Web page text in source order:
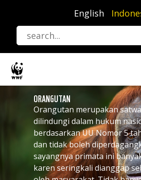
utama
English
ORANGUTAN
Orangutan merupakan
dilindungi dalam hukum
berdasarkan UU Nomor 5
dan tidak boleh
sayangnya primata ini
karen seringkali dianggap